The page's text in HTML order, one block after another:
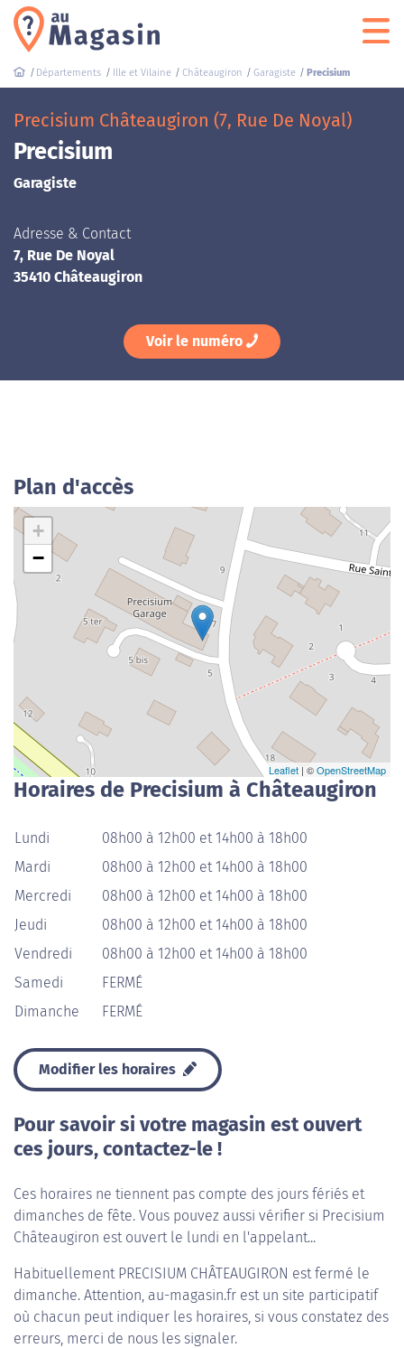
Départements Ille et Vilaine Châteaugiron Garagiste Precisium
Precisium Châteaugiron (7, Rue De Noyal)
Precisium
Garagiste
Adresse & Contact
7, Rue De Noyal
35410 Châteaugiron
Voir le numéro
Plan d'accès
+
−
Leaflet | ©OpenStreetMap
Horaires de Precisium à Châteaugiron
Lundi
08h00 à 12h00 et 14h00 à 18h00
Mardi
08h00 à 12h00 et 14h00 à 18h00
Mercredi
08h00 à 12h00 et 14h00 à 18h00
Jeudi
08h00 à 12h00 et 14h00 à 18h00
Vendredi
08h00 à 12h00 et 14h00 à 18h00
Samedi
FERMÉ
Dimanche
FERMÉ
Modifier les horaires
Pour savoir si votre magasin est ouvert
ces jours, contactez-le !
Ces horaires ne tiennent pas compte des jours fériés et
dimanches de fête. Vous pouvez aussi vérifier si Precisium
Châteaugiron est ouvert le lundi en l'appelant...
Habituellement PRECISIUM CHÂTEAUGIRON est fermé le
dimanche. Attention, au-magasin.fr est un site participatif
où chacun peut indiquer les horaires, si vous constatez des
erreurs, merci de nous les signaler.